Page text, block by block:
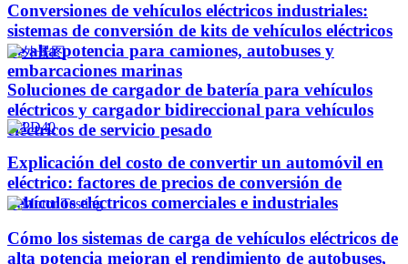
Conversiones de vehículos eléctricos industriales:
sistemas de conversión de kits de vehículos eléctricos
de alta potencia para camiones, autobuses y
embarcaciones marinas
Soluciones de cargador de batería para vehículos
eléctricos y cargador bidireccional para vehículos
eléctricos de servicio pesado
Explicación del costo de convertir un automóvil en
eléctrico: factores de precios de conversión de
vehículos eléctricos comerciales e industriales
Cómo los sistemas de carga de vehículos eléctricos de
alta potencia mejoran el rendimiento de autobuses,